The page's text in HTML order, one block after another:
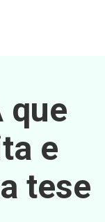
que
e
tese